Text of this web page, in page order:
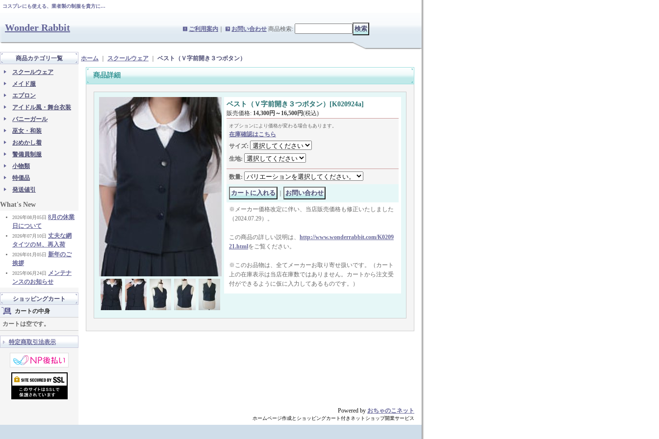
コスプレにも使える、業者製の制服を貴方に…
Wonder Rabbit ご利用案内 お問い合わせ 商品検索:
商品カテゴリ一覧
スクールウェア
メイド服
エプロン
アイドル風・舞台衣装
バニーガール
巫女・和装
おめかし着
警備員制服
小物類
特価品
発送値引
What's New
2026年08月05日 8月の休業
日について
2026年07月10日 丈夫な網
タイツのＭ、再入荷
2026年01月05日 新年のご
挨拶
2025年06月24日 メンテナ
ンスのお知らせ
ショッピングカート
カートの中身
カートは空です。
特定商取引法表示
ホーム スクールウェア ベスト（Ｖ字前開き３つボタン）
商品詳細
ベスト（Ｖ字前開き３つボタン） [K020924a]
販売価格: 14,300円～16,500円(税込)
オプションにより価格が変わる場合もあります。
在庫確認はこちら
サイズ:
生地:
数量:
※メーカー価格改定に伴い、当店販売価格も修正いたしました
（2024.07.29）。
この商品の詳しい説明は、 http://www.wonderrabbit.com/K0209
21.htmlをご覧ください。
※このお品物は、全てメーカーお取り寄せ扱いです。（カート
上の在庫表示は当店在庫数ではありません。カートから注文受
付ができるように仮に入力してあるものです。）
Powered by おちゃのこネット
ホームページ作成とショッピングカート付きネットショップ開業サービス